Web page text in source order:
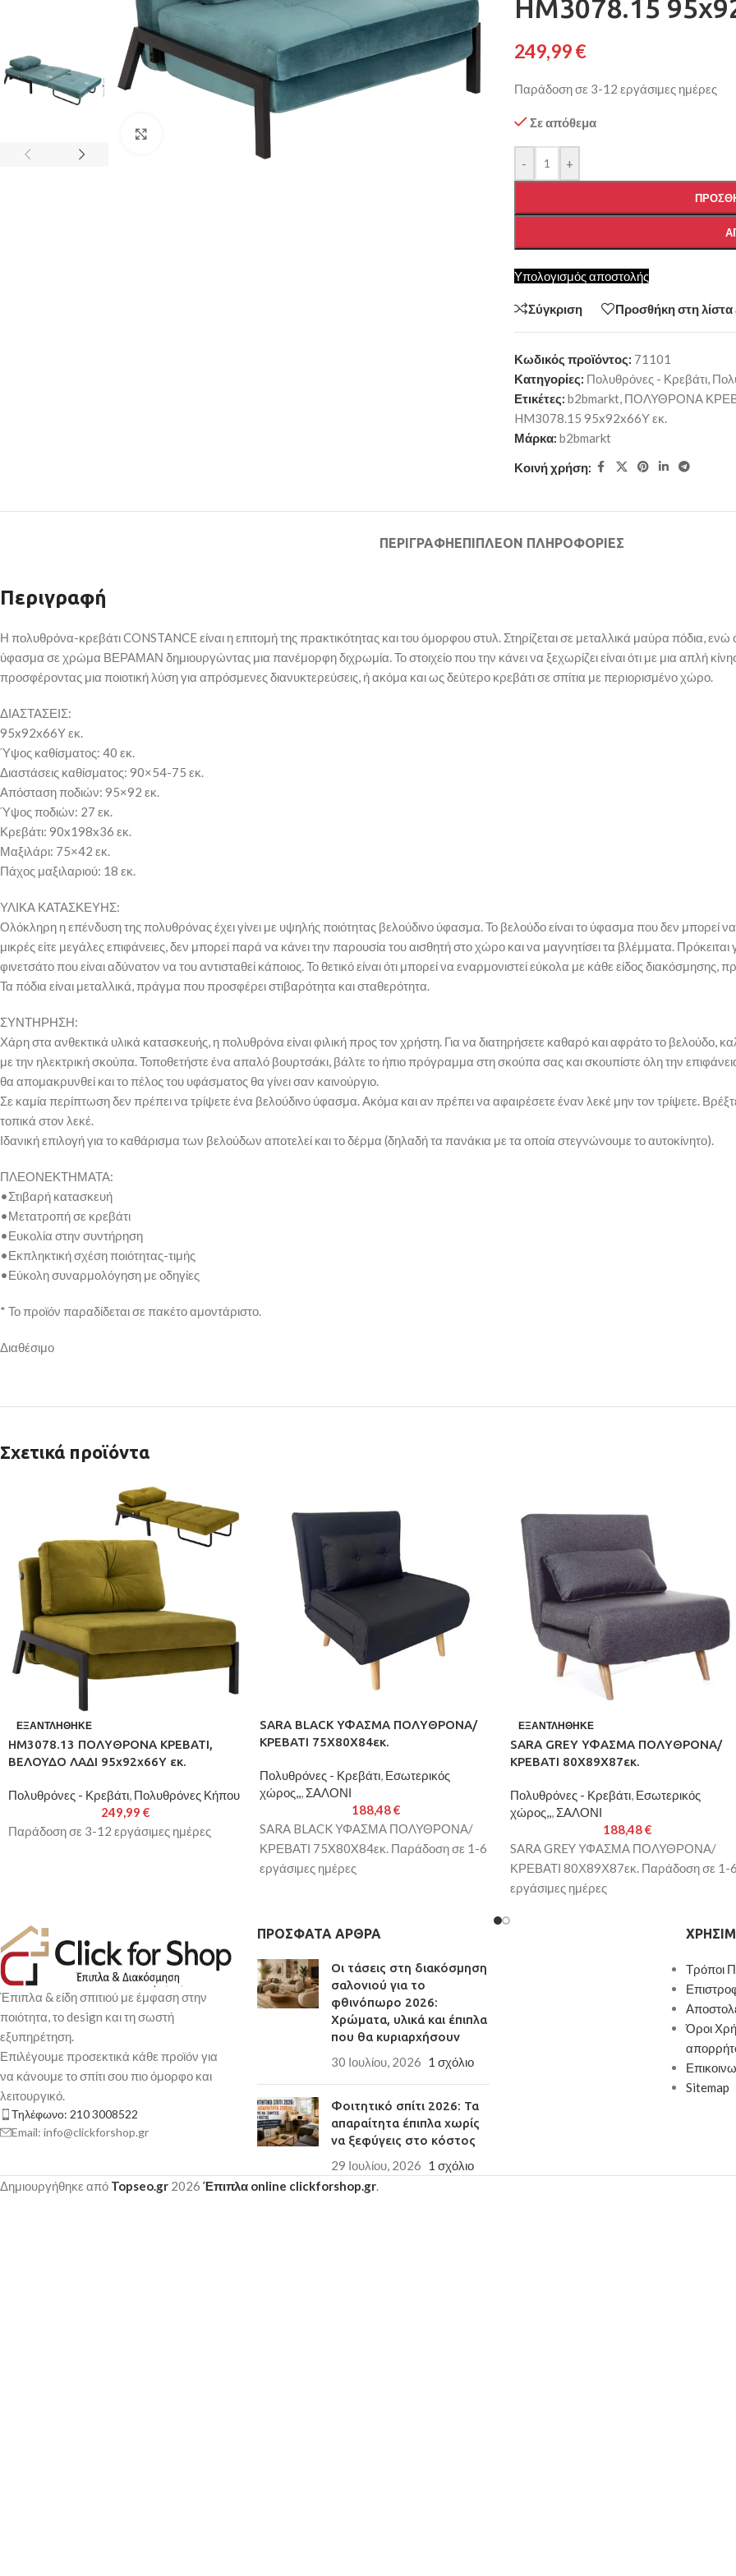
Κάντε κλικ για μεγέθυνση
HM3078.15
249,99€
Παράδοση σε 3-12 εργάσιμες ημέρες
Σε απόθεμα
- +
Υπολογισμός αποστολής
Σύγκριση Προσθήκη στη λίστα
Κωδικός προϊόντος: 71101
Κατηγορίες: Πολυθρόνες - Κρεβάτι,
Ετικέτες: b2bmarkt, ΠΟΛΥΘΡΟΝΑ
HM3078.15 95x92x66Υ εκ.
Μάρκα: b2bmarkt
Κοινή χρήση:
ΠΕΡΙΓΡΑΦΉΕΠΙΠΛΈΟΝ ΠΛΗΡΟΦΟΡΊΕΣ
Περιγραφή
Η πολυθρόνα-κρεβάτι CONSTANCE είναι η επιτομή της πρακτικότητας και του όμορφου στυλ. Στηρίζεται σε μεταλλικά μαύρα πόδια, ενώ
ύφασμα σε χρώμα ΒΕΡΑΜΑΝ δημιουργώντας μια πανέμορφη διχρωμία. Το στοιχείο που την κάνει να ξεχωρίζει είναι ότι με μια απλή
προσφέροντας μια ποιοτική λύση για απρόσμενες διανυκτερεύσεις, ή ακόμα και ως δεύτερο κρεβάτι σε σπίτια με περιορισμένο χώρο.
ΔΙΑΣΤΑΣΕΙΣ:
95x92x66Υ εκ.
Ύψος καθίσματος: 40 εκ.
Διαστάσεις καθίσματος: 90×54-75 εκ.
Απόσταση ποδιών: 95×92 εκ.
Ύψος ποδιών: 27 εκ.
Κρεβάτι: 90x198x36 εκ.
Μαξιλάρι: 75×42 εκ.
Πάχος μαξιλαριού: 18 εκ.
ΥΛΙΚΑ ΚΑΤΑΣΚΕΥΗΣ:
Ολόκληρη η επένδυση της πολυθρόνας έχει γίνει με υψηλής ποιότητας βελούδινο ύφασμα. Το βελούδο είναι το ύφασμα που δεν μπορεί
μικρές είτε μεγάλες επιφάνειες, δεν μπορεί παρά να κάνει την παρουσία του αισθητή στο χώρο και να μαγνητίσει τα βλέμματα.
φινετσάτο που είναι αδύνατον να του αντισταθεί κάποιος. Το θετικό είναι ότι μπορεί να εναρμονιστεί εύκολα με κάθε είδος
Τα πόδια είναι μεταλλικά, πράγμα που προσφέρει στιβαρότητα και σταθερότητα.
ΣΥΝΤΗΡΗΣΗ:
Χάρη στα ανθεκτικά υλικά κατασκευής, η πολυθρόνα είναι φιλική προς τον χρήστη. Για να διατηρήσετε καθαρό και αφράτο το βελούδο,
με την ηλεκτρική σκούπα. Τοποθετήστε ένα απαλό βουρτσάκι, βάλτε το ήπιο πρόγραμμα στη σκούπα σας και σκουπίστε όλη την
θα απομακρυνθεί και το πέλος του υφάσματος θα γίνει σαν καινούργιο.
Σε καμία περίπτωση δεν πρέπει να τρίψετε ένα βελούδινο ύφασμα. Ακόμα και αν πρέπει να αφαιρέσετε έναν λεκέ μην τον τρίψετε.
τοπικά στον λεκέ.
Ιδανική επιλογή για το καθάρισμα των βελούδων αποτελεί και το δέρμα (δηλαδή τα πανάκια με τα οποία στεγνώνουμε το αυτοκίνητο).
ΠΛΕΟΝΕΚΤΗΜΑΤΑ:
•Στιβαρή κατασκευή
•Μετατροπή σε κρεβάτι
•Ευκολία στην συντήρηση
•Εκπληκτική σχέση ποιότητας-τιμής
•Εύκολη συναρμολόγηση με οδηγίες
* Το προϊόν παραδίδεται σε πακέτο αμοντάριστο.
Διαθέσιμο
Σχετικά προϊόντα
ΕΞΑΝΤΛΉΘΗΚΕ
HM3078.13 ΠΟΛΥΘΡΟΝΑ ΚΡΕΒΑΤΙ,
ΒΕΛΟΥΔΟ ΛΑΔΙ 95x92x66Υ εκ.
Πολυθρόνες - Κρεβάτι Πολυθρόνες Κήπου
249,99 €
Παράδοση σε 3-12 εργάσιμες ημέρες
SARA BLACK ΥΦΑΣΜΑ ΠΟΛΥΘΡΟΝΑ/
ΚΡΕΒΑΤΙ 75X80X84εκ.
Πολυθρόνες - Κρεβάτι, Εσωτερικός
χώρος,,
ΣΑΛΟΝΙ
188,48€
SARA BLACK ΥΦΑΣΜΑ ΠΟΛΥΘΡΟΝΑ/
ΚΡΕΒΑΤΙ 75X80X84εκ. Παράδοση σε 1-6
εργάσιμες ημέρες
ΕΞΑΝΤΛΉΘΗΚΕ
SARA GREY ΥΦΑΣΜΑ ΠΟΛΥΘΡΟΝΑ/
ΚΡΕΒΑΤΙ 80Χ89Χ87εκ.
Πολυθρόνες - Κρεβάτι Εσωτερικός
χώρος,,
ΣΑΛΟΝΙ
188,48€
SARA GREY ΥΦΑΣΜΑ ΠΟΛΥΘΡΟΝΑ/
ΚΡΕΒΑΤΙ 80Χ89Χ87εκ. Παράδοση σε 1-6
εργάσιμες ημέρες
Έπιπλα & είδη σπιτιού με έμφαση στην
ποιότητα, το design και τη σωστή
εξυπηρέτηση.
Επιλέγουμε προσεκτικά κάθε προϊόν για
να κάνουμε το σπίτι σου πιο όμορφο και
λειτουργικό.
Τηλέφωνο: 210 3008522
Email: info@clickforshop.gr
ΠΡΌΣΦΑΤΑ ΆΡΘΡΑ
Οι τάσεις στη διακόσμηση
σαλονιού για το
φθινόπωρο 2026:
Χρώματα, υλικά και έπιπλα
που θα κυριαρχήσουν
30 Ιουλίου, 2026 1 σχόλιο
Φοιτητικό σπίτι 2026: Τα
απαραίτητα έπιπλα χωρίς
να ξεφύγεις στο κόστος
29 Ιουλίου, 2026 1 σχόλιο
Τρόποι
Όροι
Sitemap
Δημιουργήθηκε από Topseo.gr 2026 Έπιπλα online clickforshop.gr.